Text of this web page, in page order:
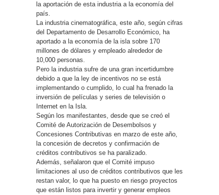
la aportación de esta industria a la economía del
país.
La industria cinematográfica, este año, según cifras
del Departamento de Desarrollo Económico, ha
aportado a la economía de la isla sobre 170
millones de dólares y empleado alrededor de
10,000 personas.
Pero la industria sufre de una gran incertidumbre
debido a que la ley de incentivos no se está
implementando o cumplido, lo cual ha frenado la
inversión de películas y series de televisión o
Internet en la Isla.
Según los manifestantes, desde que se creó el
Comité de Autorización de Desembolsos y
Concesiones Contributivas en marzo de este año,
la concesión de decretos y confirmación de
créditos contributivos se ha paralizado.
Además, señalaron que el Comité impuso
limitaciones al uso de créditos contributivos que les
restan valor, lo que ha puesto en riesgo proyectos
que están listos para invertir y generar empleos